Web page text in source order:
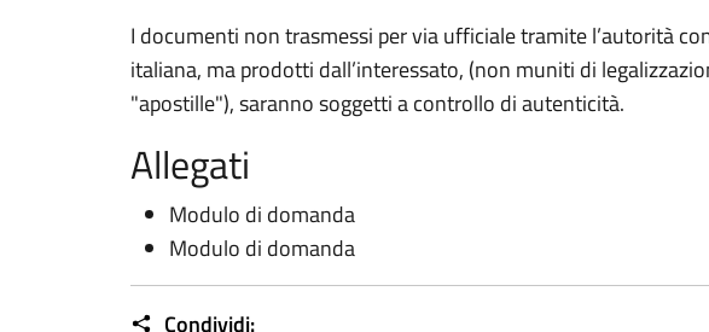
I documenti non trasmessi per via ufficiale tramite l’autorità
italiana, ma prodotti dall’interessato, (non muniti di
"apostille"), saranno soggetti a controllo di autenticità.
Allegati
Modulo di domanda
Modulo di domanda
Condividi: